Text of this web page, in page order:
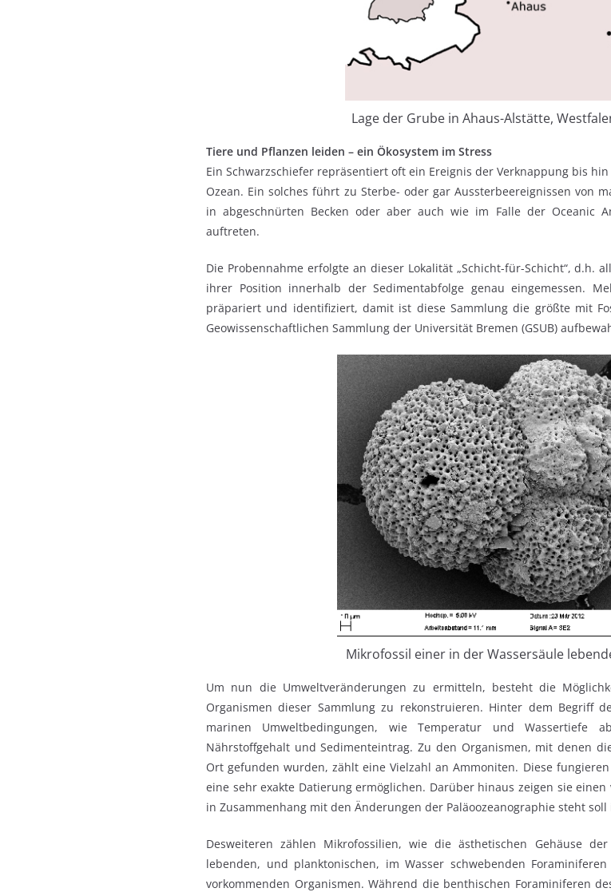
Lage der Grube in Ahaus-Alstätte,
Tiere und Pflanzen leiden – ein Ökosystem im Stress
Ein Schwarzschiefer repräsentiert oft ein Ereignis der Verknappung bis
Ozean. Ein solches führt zu Sterbe- oder gar Aussterbeereignissen von
in abgeschnürten Becken oder aber auch wie im Falle der Oceanic
auftreten.
Die Probennahme erfolgte an dieser Lokalität „Schicht-für-Schicht“, d.h.
ihrer Position innerhalb der Sedimentabfolge genau eingemessen.
präpariert und identifiziert, damit ist diese Sammlung die größte mit
Geowissenschaftlichen Sammlung der Universität Bremen (GSUB)
Mikrofossil einer in der Wassersäule
Um nun die Umweltveränderungen zu ermitteln, besteht die
Organismen dieser Sammlung zu rekonstruieren. Hinter dem Begriff
marinen Umweltbedingungen, wie Temperatur und Wassertiefe
Nährstoffgehalt und Sedimenteintrag. Zu den Organismen, mit denen
Ort gefunden wurden, zählt eine Vielzahl an Ammoniten. Diese
eine sehr exakte Datierung ermöglichen. Darüber hinaus zeigen sie
in Zusammenhang mit den Änderungen der Paläoozeanographie steht
Desweiteren zählen Mikrofossilien, wie die ästhetischen Gehäuse
lebenden, und planktonischen, im Wasser schwebenden
vorkommenden Organismen. Während die benthischen Foraminiferen